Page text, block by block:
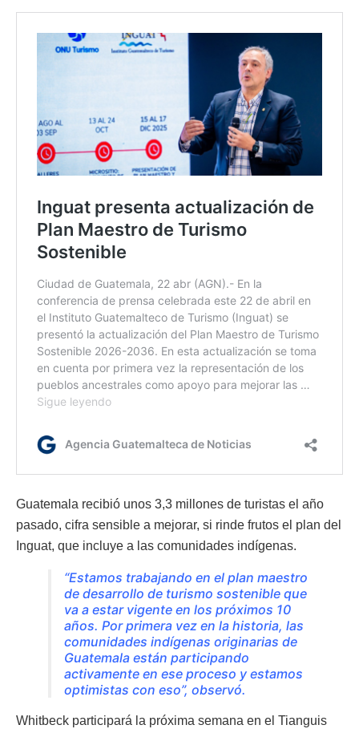
Guatemala recibió unos 3,3 millones de turistas el año
pasado, cifra sensible a mejorar, si rinde frutos el plan del
Inguat, que incluye a las comunidades indígenas.
“Estamos trabajando en el plan maestro
de desarrollo de turismo sostenible que
va a estar vigente en los próximos 10
años. Por primera vez en la historia, las
comunidades indígenas originarias de
Guatemala están participando
activamente en ese proceso y estamos
optimistas con eso”, observó.
Whitbeck participará la próxima semana en el Tianguis